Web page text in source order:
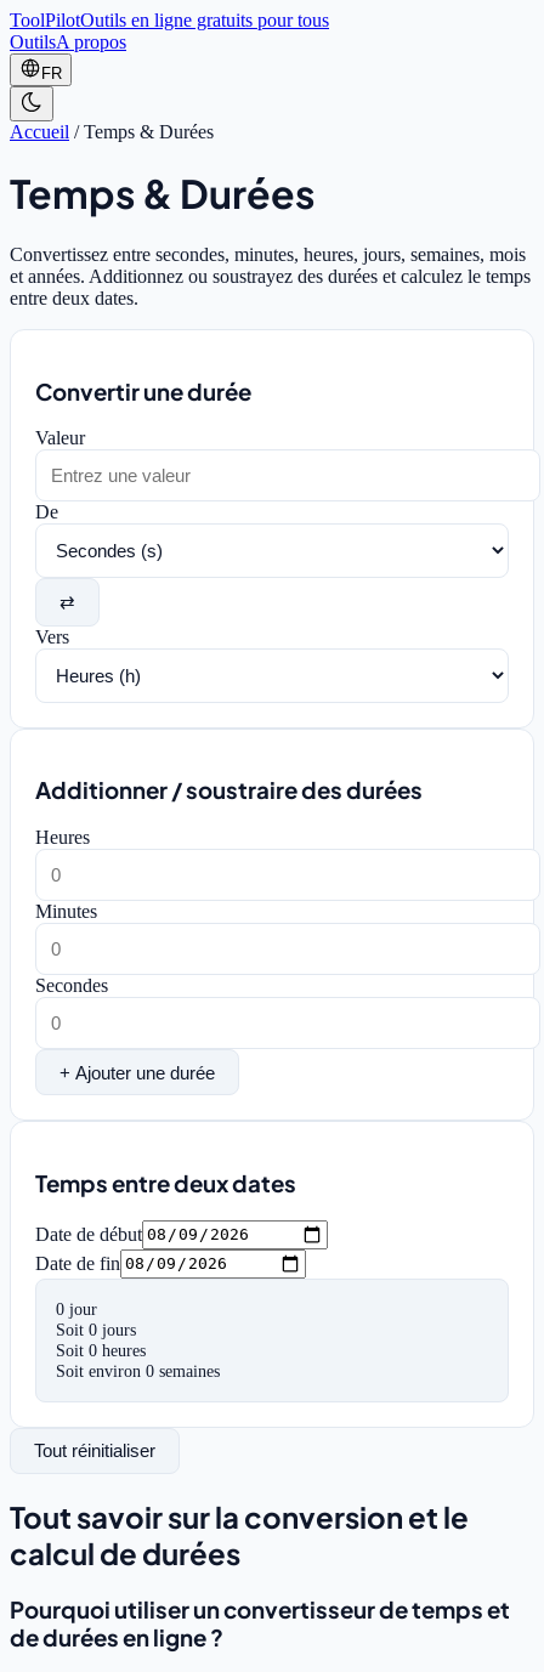
ToolPilotOutils en ligne gratuits pour tous
OutilsA propos
FR
Accueil /Temps & Durées
Temps & Durées
Convertissez entre secondes, minutes, heures, jours, semaines, mois
et années. Additionnez ou soustrayez des durées et calculez le temps
entre deux dates.
Convertir une durée
Valeur
De
⇄
Vers
Additionner / soustraire des durées
Heures
Minutes
Secondes
+ Ajouter une durée
Temps entre deux dates
Date de début
Date de fin
0 jour
Soit 0 jours
Soit 0 heures
Soit environ 0 semaines
Tout réinitialiser
Tout savoir sur la conversion et le
calcul de durées
Pourquoi utiliser un convertisseur de temps et
de durées en ligne ?